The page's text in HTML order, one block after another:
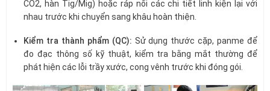
CO2, hàn Tig/Mig) hoặc ráp nối các chi tiết linh kiện lại với
nhau trước khi chuyển sang khâu hoàn thiện.
Kiểm tra thành phẩm (QC): Sử dụng thước cặp, panme để
đo đạc thông số kỹ thuật, kiểm tra bằng mắt thường để
phát hiện các lỗi trầy xước, cong vênh trước khi đóng gói.